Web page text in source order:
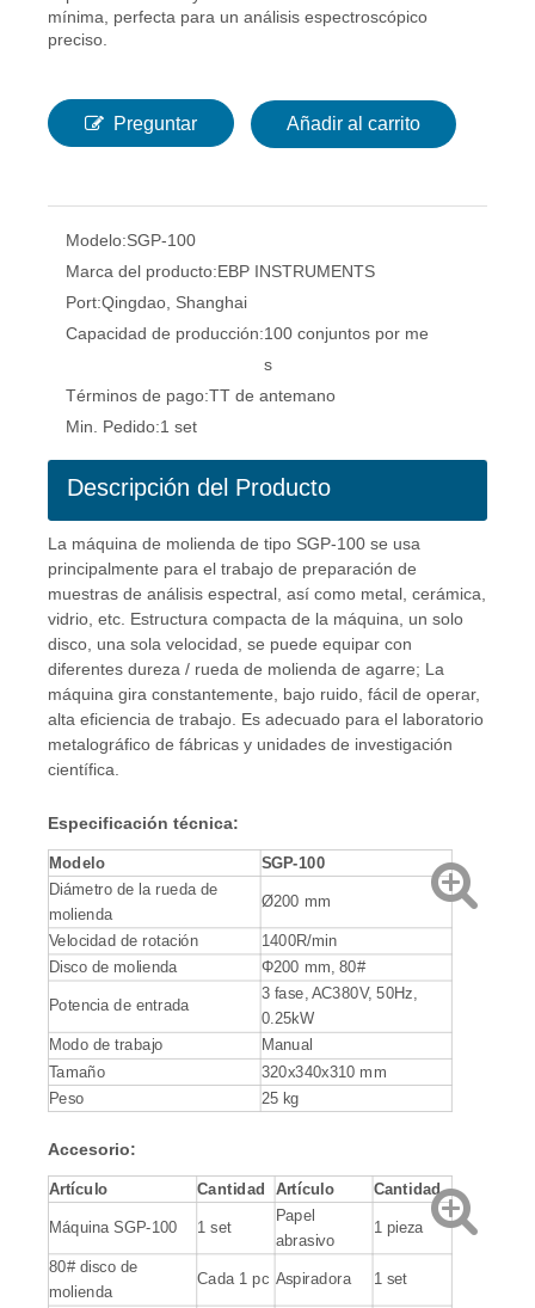
mínima, perfecta para un análisis espectroscópico
preciso.
Preguntar Añadir al carrito
Modelo:SGP-100
Marca del producto:EBP INSTRUMENTS
Port:Qingdao, Shanghai
Capacidad de producción:100 conjuntos por me
s
Términos de pago:TT de antemano
Min. Pedido:1 set
Descripción del Producto
La máquina de molienda de tipo SGP-100 se usa
principalmente para el trabajo de preparación de
muestras de análisis espectral, así como metal, cerámica,
vidrio, etc. Estructura compacta de la máquina, un solo
disco, una sola velocidad, se puede equipar con
diferentes dureza / rueda de molienda de agarre; La
máquina gira constantemente, bajo ruido, fácil de operar,
alta eficiencia de trabajo. Es adecuado para el laboratorio
metalográfico de fábricas y unidades de investigación
científica.
Especificación técnica:
Modelo SGP-100
Diámetro de la rueda de
molienda
Ø200 mm
Velocidad de rotación
1400R/min
Disco de molienda
Φ200 mm, 80#
Potencia de entrada
3 fase, AC380V, 50Hz,
0.25kW
Modo de trabajo
Manual
Tamaño
320x340x310 mm
Peso
25 kg
Accesorio:
Artículo Cantidad Artículo Cantidad
Máquina SGP-100 1 set
Papel
abrasivo
1 pieza
80# disco de
molienda
Cada 1 pc Aspiradora 1 set